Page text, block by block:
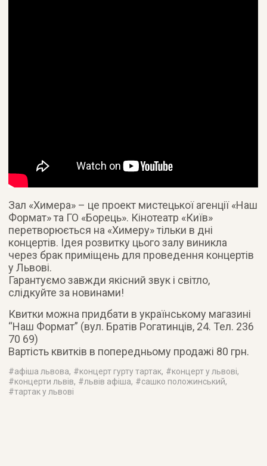
Зал «Химера» – це проект мистецької агенції «Наш
Формат» та ГО «Борець». Кінотеатр «Київ»
перетворюється на «Химеру» тільки в дні
концертів. Ідея розвитку цього залу виникла
через брак приміщень для проведення концертів
у Львові.
Гарантуємо завжди якісний звук і світло,
слідкуйте за новинами!
Квитки можна придбати в українському магазині
“Наш Формат” (вул. Братів Рогатинців, 24. Тел. 236
70 69)
Вартість квитків в попередньому продажі 80 грн.
#афіша львова, #концерт гурту тартак, #концерт у львові,
#концерти львів, #львів афіша, #сашко положинський,
#тартак у львові